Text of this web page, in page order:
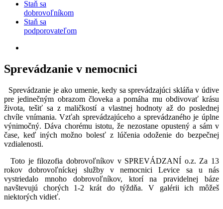
Staň sa
dobrovoľníkom
Staň sa
podporovateľom
Sprevádzanie v nemocnici
Sprevádzanie je ako umenie, kedy sa sprevádzajúci skláňa v údive
pre jedinečným obrazom človeka a pomáha mu obdivovať krásu
života, tešiť sa z maličkostí a vlastnej hodnoty až do poslednej
chvíle vnímania. Vzťah sprevádzajúceho a sprevádzaného je úplne
výnimočný. Dáva chorému istotu, že nezostane opustený a sám v
čase, keď iných možno bolesť z lúčenia odoženie do bezpečnej
vzdialenosti.
Toto je filozofia dobrovoľníkov v SPREVÁDZANÍ o.z. Za 13
rokov dobrovoľníckej služby v nemocnici Levice sa u nás
vystriedalo mnoho dobrovoľníkov, ktorí na pravidelnej báze
navštevujú chorých 1-2 krát do týždňa. V galérii ich môžeš
niektorých vidieť.